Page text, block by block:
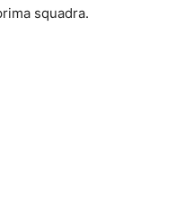
squadra.